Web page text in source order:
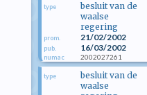
type
besluit van de
waalse
regering
prom. 21/02/2002
pub. 16/03/2002
numac 2002027261
type
besluit van de
waalse